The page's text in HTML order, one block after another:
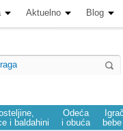
Aktuelno Blog
i baldahini
Odeća
i obuća